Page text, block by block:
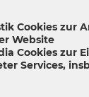
Cookies zur
Website
Cookies zur
Services,